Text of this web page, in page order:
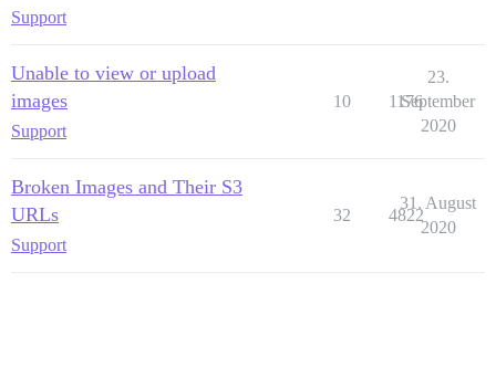
Support
Unable to view or upload
images
Support
10 1176
23.
September
2020
Broken Images and Their S3
URLs
Support
32 4822
31. August
2020